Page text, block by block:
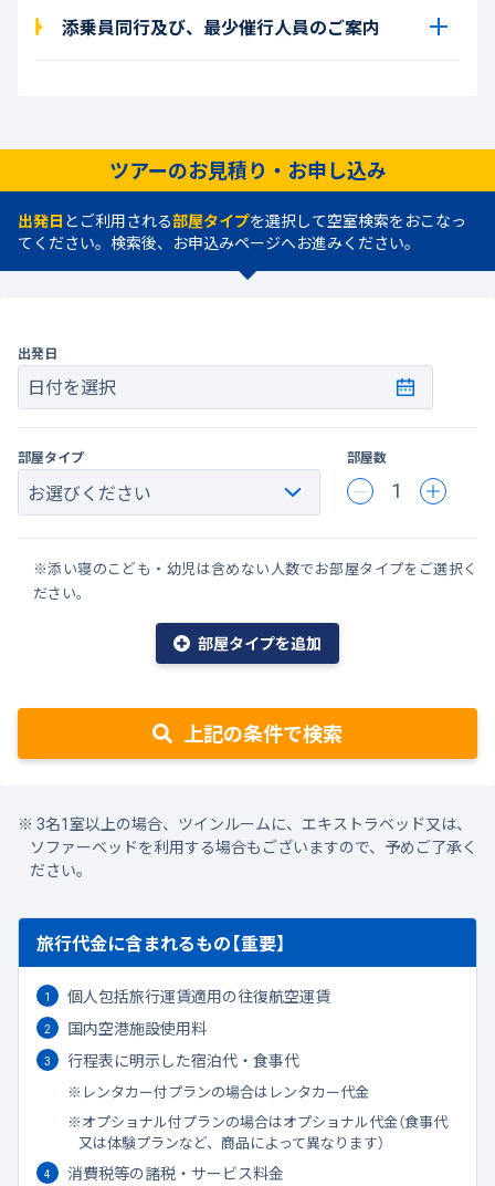
添乗員同行及び、最少催行人員のご案内
ツアーのお見積り・お申し込み
出発日 とご利用される部屋タイプを選択して空室検索をおこなっ
てください。検索後、お申込みページへお進みください。
出発日
日付を選択
部屋タイプ 部屋数
1
※添い寝のこども・幼児は含めない人数でお部屋タイプをご選択く
ださい。
部屋タイプを追加
上記の条件で検索
3名1室以上の場合、ツインルームに、エキストラベッド又は、
ソファーベッドを利用する場合もございますので、予めご了承く
ださい。
旅行代金に含まれるもの【重要】
個人包括旅行運賃適用の往復航空運賃
国内空港施設使用料
行程表に明示した宿泊代・食事代
レンタカー付プランの場合はレンタカー代金
オプショナル付プランの場合はオプショナル代金（食事代
又は体験プランなど、商品によって異なります）
消費税等の諸税・サービス料金